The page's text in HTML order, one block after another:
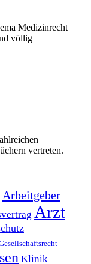
Medizinrecht
völlig
vertreten.
Arbeitgeber
Arzt
Klinik